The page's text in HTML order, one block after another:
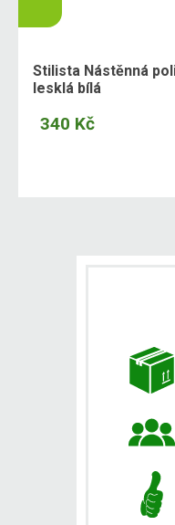
Stilista Nástěnná
lesklá bílá
340 Kč